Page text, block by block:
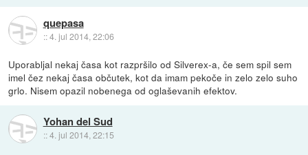
quepasa
::4. jul 2014, 22:06
Uporabljal nekaj časa kot razpršilo od Silverex-a, če sem spil sem
imel čez nekaj časa občutek, kot da imam pekoče in zelo zelo suho
grlo. Nisem opazil nobenega od oglaševanih efektov.
Yohan del Sud
::4. jul 2014, 22:15